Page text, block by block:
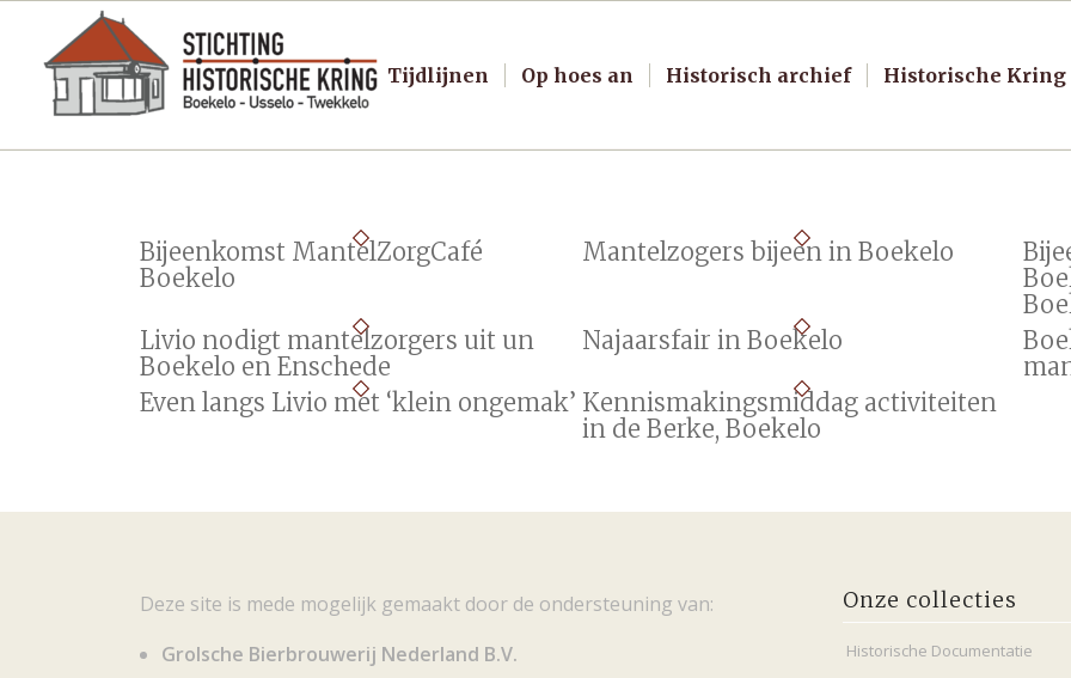
Tijdlijnen Op hoes an Historisch archief Historische Kring
Bijeenkomst MantelZorgCafé
Boekelo
Mantelzogers bijeen in Boekelo
Livio nodigt mantelzorgers uit un
Boekelo en Enschede
Najaarsfair in Boekelo
Even langs Livio met ‘klein ongemak’ Kennismakingsmiddag activiteiten
in de Berke, Boekelo
Deze site is mede mogelijk gemaakt door de ondersteuning van:
Grolsche Bierbrouwerij Nederland B.V.
Onze collecties
Historische Documentatie